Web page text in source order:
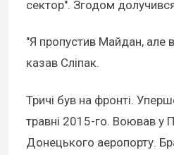
сектор". Згодом
"Я пропустив Майдан, але
казав Сліпак.
Тричі був на фронті.
травні 2015-го. Воював у
Донецького аеропорту.